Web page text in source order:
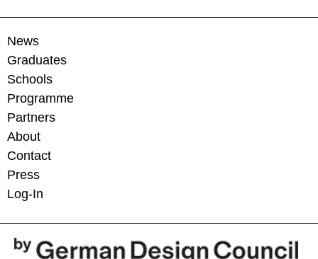
News
Graduates
Schools
Programme
Partners
About
Contact
Press
Log-In